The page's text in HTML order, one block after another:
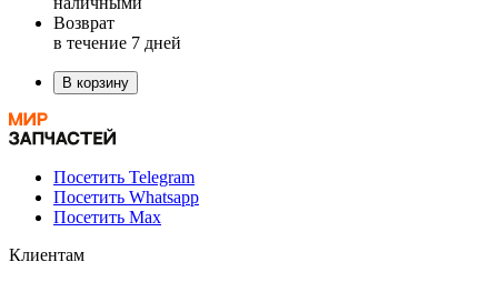
Возврат
в течение 7 дней
В корзину
Посетить Telegram
Посетить Whatsapp
Посетить Max
Клиентам